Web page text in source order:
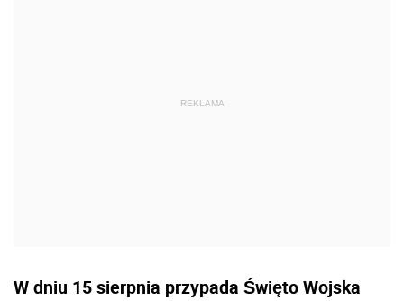
W dniu 15 sierpnia przypada Święto Wojska